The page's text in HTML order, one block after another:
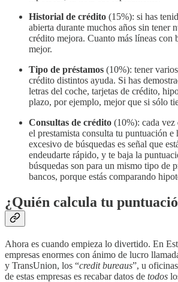
Historial de crédito (15%): si has
abierta durante muchos años sin tener
crédito mejora. Cuanto más líneas con
mejor.
Tipo de préstamos (10%): tener
crédito distintos ayuda. Si has
letras del coche, tarjetas de crédito,
plazo, por ejemplo, mejor que si sólo
Consultas de crédito (10%): cada vez
el prestamista consulta tu puntuación
excesivo de búsquedas es señal que
endeudarte rápido, y te baja la
búsquedas son para un mismo tipo de
bancos, porque estás comparando
¿Quién calcula tu
Ahora es cuando empieza lo divertido. En
empresas enormes con ánimo de lucro
y TransUnion, los “credit bureaus”, u
de estas empresas es recabar datos de todos